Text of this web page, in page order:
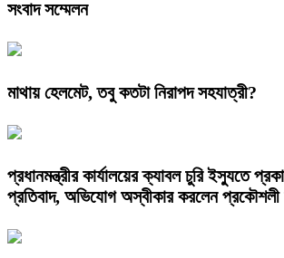
সংবাদ সম্মেলন
মাথায় হেলমেট, তবু কতটা নিরাপদ সহযাত্রী?
প্রধানমন্ত্রীর কার্যালয়ের ক্যাবল চুরি ইস্যুতে
প্রতিবাদ, অভিযোগ অস্বীকার করলেন প্রকৌশলী